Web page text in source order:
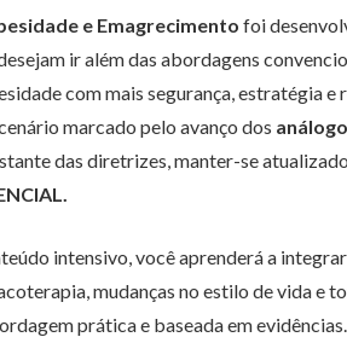
e Emagrecimento foi
ir além das abordagens
com mais segurança, estratégia e
marcado pelo avanço dos
das diretrizes, manter-se
intensivo, você aprenderá a
mudanças no estilo de vida e
prática e baseada em evidências.